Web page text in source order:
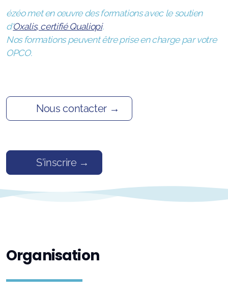
ézéo met en œuvre des formations avec le soutien
d'Oxalis, certifié Qualiopi.
Nos formations peuvent être prise en charge par votre
OPCO.
Nous contacter →
S'inscrire →
Organisation